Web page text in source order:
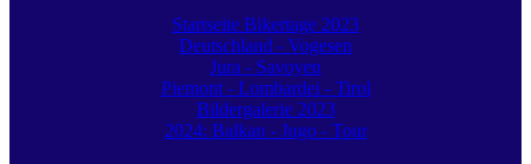
Startseite Bikertage 2023
Deutschland - Vogesen
Jura - Savoyen
Piemont - Lombardei - Tirol
Bildergalerie 2023
2024: Balkan - Jugo - Tour